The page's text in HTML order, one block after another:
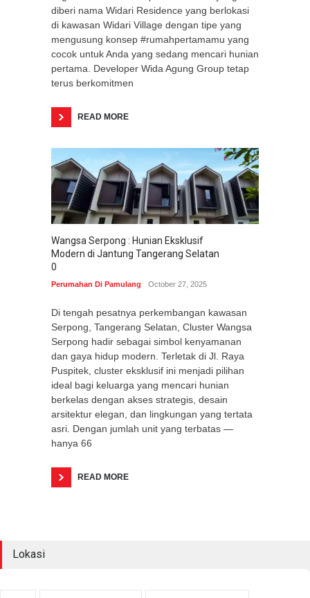
diberi nama Widari Residence yang berlokasi
di kawasan Widari Village dengan tipe yang
mengusung konsep #rumahpertamamu yang
cocok untuk Anda yang sedang mencari hunian
pertama. Developer Wida Agung Group tetap
terus berkomitmen
READ MORE
Wangsa Serpong : Hunian Eksklusif
Modern di Jantung Tangerang Selatan
0
Perumahan Di Pamulang October 27, 2025
Di tengah pesatnya perkembangan kawasan
Serpong, Tangerang Selatan, Cluster Wangsa
Serpong hadir sebagai simbol kenyamanan
dan gaya hidup modern. Terletak di Jl. Raya
Puspitek, cluster eksklusif ini menjadi pilihan
ideal bagi keluarga yang mencari hunian
berkelas dengan akses strategis, desain
arsitektur elegan, dan lingkungan yang tertata
asri. Dengan jumlah unit yang terbatas —
hanya 66
READ MORE
Lokasi